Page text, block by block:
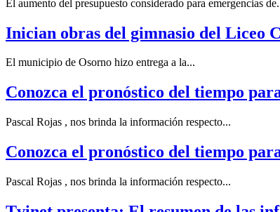
El aumento del presupuesto considerado para emergencias
Inician obras del gimnasio del Liceo
El municipio de Osorno hizo entrega a la...
Conozca el pronóstico del tiempo
Pascal Rojas , nos brinda la información respecto...
Conozca el pronóstico del tiempo
Pascal Rojas , nos brinda la información respecto...